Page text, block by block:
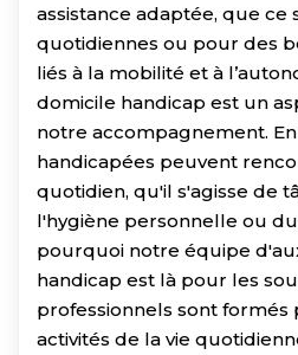
assistance adaptée, que ce
quotidiennes ou pour des
liés à la mobilité et à
domicile handicap est un
notre accompagnement.
handicapées peuvent
quotidien, qu'il s'agisse de
l'hygiène personnelle ou
pourquoi notre équipe
handicap est là pour les
professionnels sont formés
activités de la vie